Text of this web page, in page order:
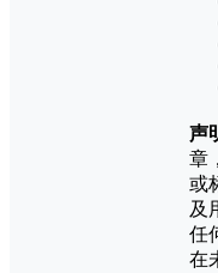
声
章
或
及
任
在